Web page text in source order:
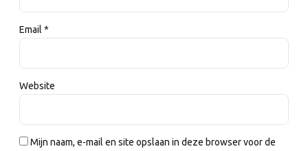
Email *
Website
Mijn naam, e-mail en site opslaan in deze browser voor de